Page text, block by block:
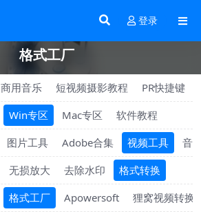
登录
格式工厂
商用音乐 短视频摄影教程 PR快捷键
Win专区 Mac专区
软件教程
图片工具 Adobe合集 视频工具
音
无损放大 去除水印
格式转换
格式工厂 Apowersoft
狸窝视频转换